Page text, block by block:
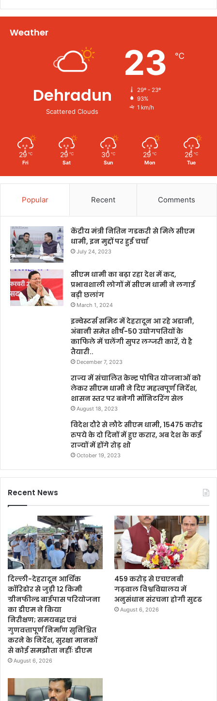
Weather
Dehradun
Scattered Clouds
23 ℃
29º - 23º
93%
1 km/h
29 ℃
Fri
29 ℃
Sat
30 ℃
Sun
29 ℃
Mon
26 ℃
Tue
Popular Recent Comments
केंद्रीय मंत्री नितिन गडकरी से मिले सीएम
धामी, इन मुद्दों पर हुई चर्चा
July 24, 2023
सीएम धामी का बढ़ा रहा देश में कद,
प्रभावशाली लोगों में सीएम धामी ने लगाई
बड़ी छलांग
March 1, 2024
इन्वेस्टर्स समिट में देहरादून आ रहे अडानी,
अंबानी समेत शीर्ष-50 उद्योगपतियों के
काफिले में चलेंगी सुपर लग्जरी कारें, ये है
तैयारी..
December 7, 2023
राज्य में संचालित केन्द्र पोषित योजनाओं को
लेकर सीएम धामी ने दिए महत्वपूर्ण निर्देश,
शासन स्तर पर बनेगी मॉनिटरिंग सेल
August 18, 2023
विदेश दौरे से लौटे सीएम धामी, 15475 करोड
रुपये के दो दिनों में हुए करार, अब देश के कई
राज्यों में होंगे रोड़ शो
October 19, 2023
Recent News
दिल्ली-देहरादून आर्थिक
कॉरिडोर से जुड़ी 12 किमी
ग्रीनफील्ड बाईपास परियोजना
का डीएम ने किया
निरीक्षण; समयबद्ध एवं
गुणवत्तापूर्ण निर्माण सुनिश्चित
करने के निर्देश, सुरक्षा मानकों
से कोई समझौता नहींः डीएम
August 6, 2026
459 करोड़ से एचएनबी
गढ़वाल विश्वविद्यालय में
अनुसंधान संरचना होगी सुदृढ
August 6, 2026